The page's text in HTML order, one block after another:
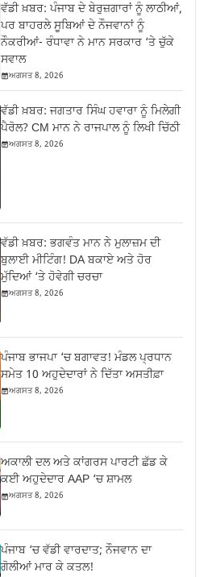
ਵੱਡੀ ਖ਼ਬਰ: ਪੰਜਾਬ ਦੇ ਬੇਰੁਜ਼ਗਾਰਾਂ ਨੂੰ ਲਾਠੀਆਂ,
ਪਰ ਬਾਹਰਲੇ ਸੂਬਿਆਂ ਦੇ ਨੌਜਵਾਨਾਂ ਨੂੰ
ਨੌਕਰੀਆਂ- ਰੰਧਾਵਾ ਨੇ ਮਾਨ ਸਰਕਾਰ ‘ਤੇ ਚੁੱਕੇ
ਸਵਾਲ
ਅਗਸਤ 8, 2026
ਵੱਡੀ ਖ਼ਬਰ: ਜਗਤਾਰ ਸਿੰਘ ਹਵਾਰਾ ਨੂੰ ਮਿਲੇਗੀ
ਪੈਰੋਲ? CM ਮਾਨ ਨੇ ਰਾਜਪਾਲ ਨੂੰ ਲਿਖੀ ਚਿੱਠੀ
ਅਗਸਤ 8, 2026
ਵੱਡੀ ਖ਼ਬਰ: ਭਗਵੰਤ ਮਾਨ ਨੇ ਮੁਲਾਜ਼ਮ ਦੀ
ਬੁਲਾਈ ਮੀਟਿੰਗ! DA ਬਕਾਏ ਅਤੇ ਹੋਰ
ਮੁੱਦਿਆਂ ‘ਤੇ ਹੋਵੇਗੀ ਚਰਚਾ
ਅਗਸਤ 8, 2026
ਪੰਜਾਬ ਭਾਜਪਾ ‘ਚ ਬਗਾਵਤ! ਮੰਡਲ ਪ੍ਰਧਾਨ
ਸਮੇਤ 10 ਅਹੁਦੇਦਾਰਾਂ ਨੇ ਦਿੱਤਾ ਅਸਤੀਫ਼ਾ
ਅਗਸਤ 8, 2026
ਅਕਾਲੀ ਦਲ ਅਤੇ ਕਾਂਗਰਸ ਪਾਰਟੀ ਛੱਡ ਕੇ
ਕਈ ਅਹੁਦੇਦਾਰ AAP ‘ਚ ਸ਼ਾਮਲ
ਅਗਸਤ 8, 2026
ਪੰਜਾਬ ‘ਚ ਵੱਡੀ ਵਾਰਦਾਤ; ਨੌਜਵਾਨ ਦਾ
ਗੋਲੀਆਂ ਮਾਰ ਕੇ ਕਤਲ!